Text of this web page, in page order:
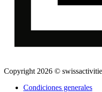
Copyright 2026 ©
Condiciones generales